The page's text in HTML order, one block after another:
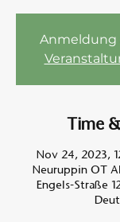
Anmeldung
Time
Nov 24, 2023,
Neuruppin OT
Engels-Straße